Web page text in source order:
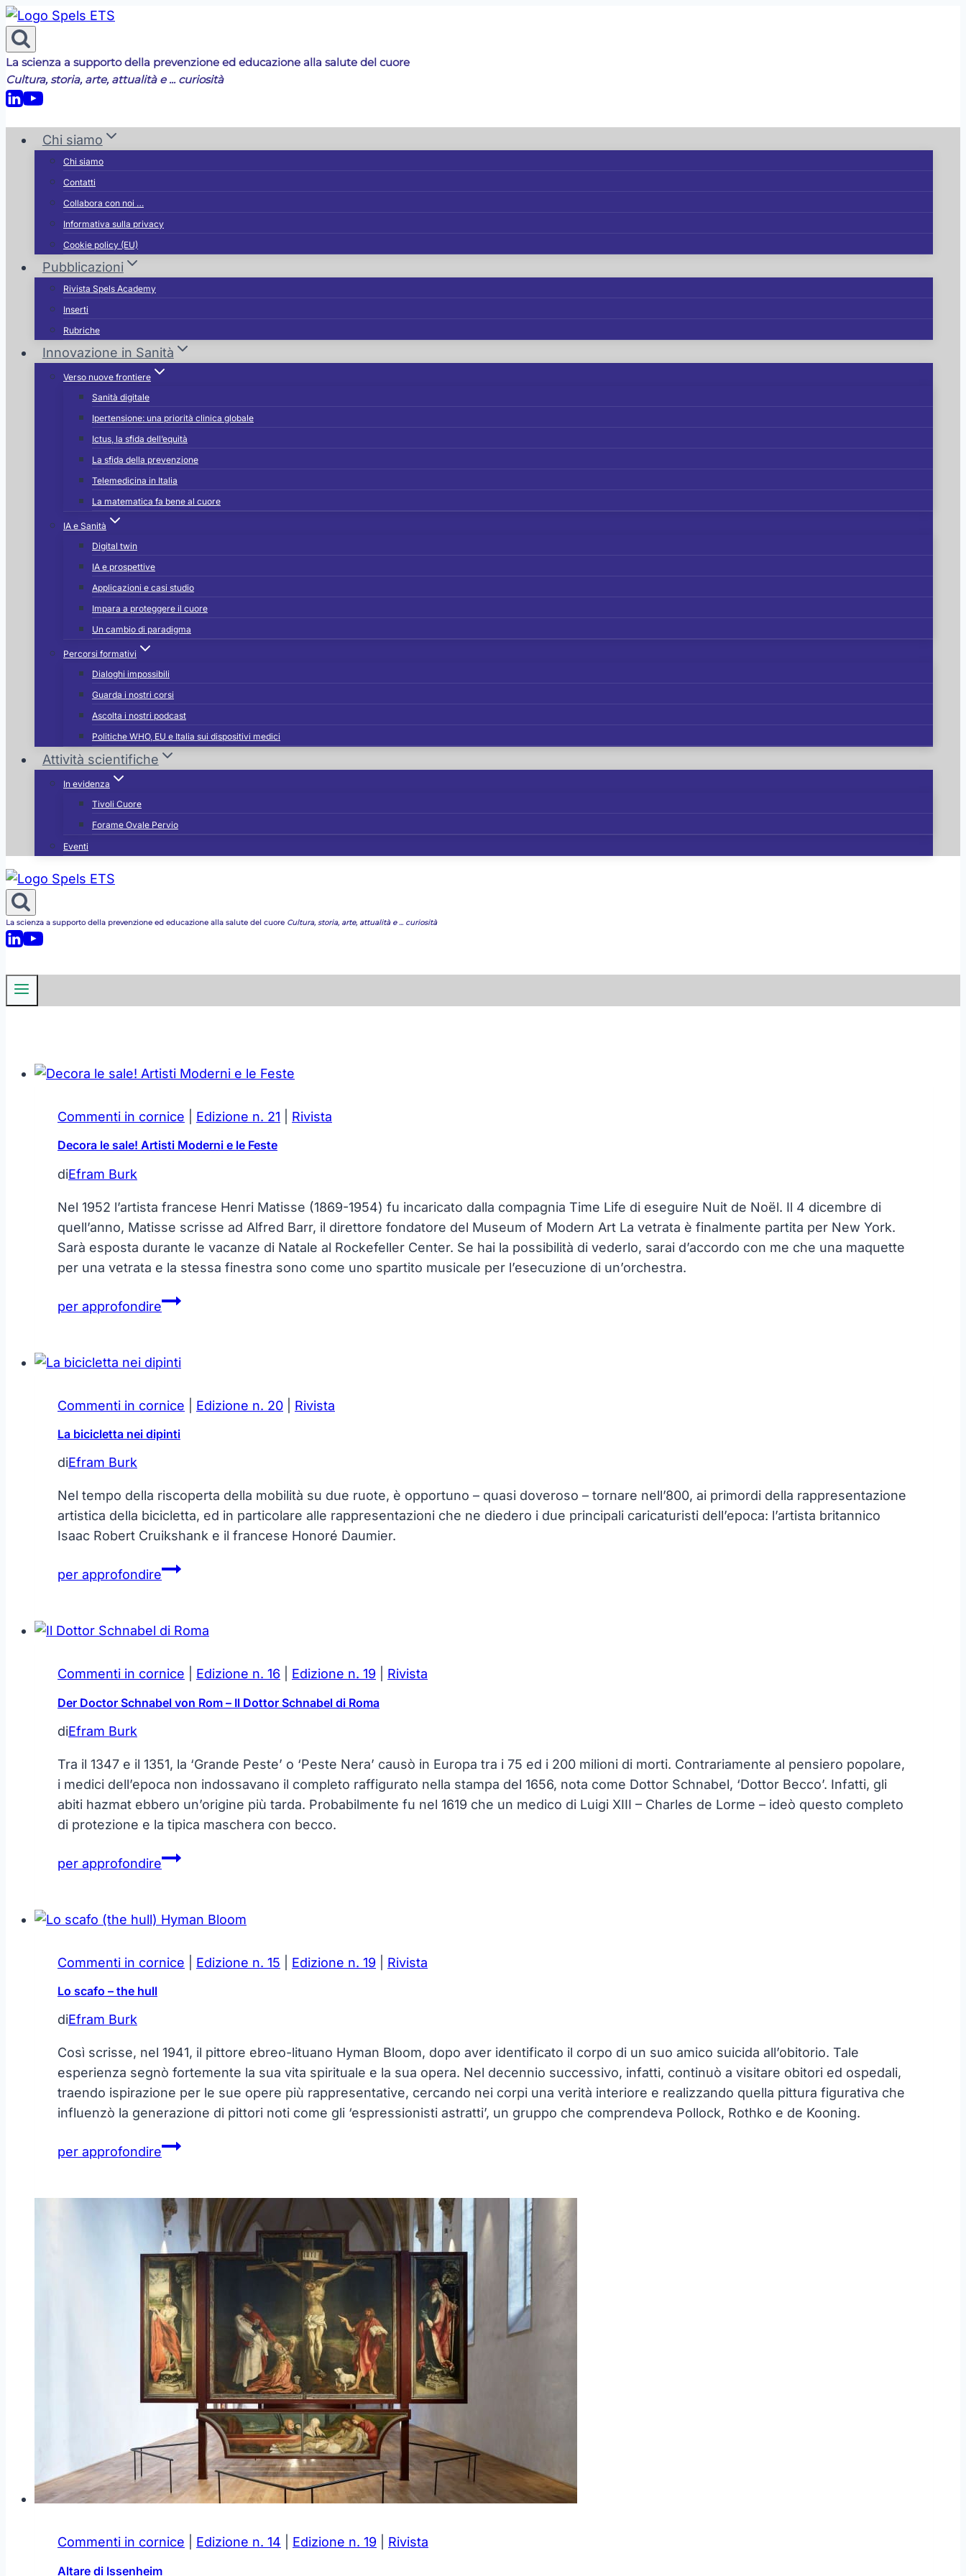
Salta
al
contenuto
La scienza a supporto della prevenzione ed educazione alla salute del cuore
Cultura, storia, arte, attualità e ... curiosità
Chi siamo
Chi siamo
Contatti
Collabora con noi …
Informativa sulla privacy
Cookie policy (EU)
Pubblicazioni
Rivista Spels Academy
Inserti
Rubriche
Innovazione in Sanità
Verso nuove frontiere
Sanità digitale
Ipertensione: una priorità clinica globale
Ictus, la sfida dell’equità
La sfida della prevenzione
Telemedicina in Italia
La matematica fa bene al cuore
IA e Sanità
Digital twin
IA e prospettive
Applicazioni e casi studio
Impara a proteggere il cuore
Un cambio di paradigma
Percorsi formativi
Dialoghi impossibili
Guarda i nostri corsi
Ascolta i nostri podcast
Politiche WHO, EU e Italia sui dispositivi medici
Attività scientifiche
In evidenza
Tivoli Cuore
Forame Ovale Pervio
Eventi
La scienza a supporto della prevenzione ed educazione alla salute del cuore Cultura, storia, arte, attualità e ... curiosità
Commenti in cornice Edizione n. 21 Rivista
Decora le sale! Artisti Moderni e le Feste
diEfram Burk
Nel 1952 l’artista francese Henri Matisse (1869-1954) fu incaricato dalla compagnia Time Life di eseguire Nuit de Noël. Il 4 dicembre di
quell’anno, Matisse scrisse ad Alfred Barr, il direttore fondatore del Museum of Modern Art La vetrata è finalmente partita per New York.
Sarà esposta durante le vacanze di Natale al Rockefeller Center. Se hai la possibilità di vederlo, sarai d’accordo con me che una maquette
per una vetrata e la stessa finestra sono come uno spartito musicale per l’esecuzione di un’orchestra.
per approfondireDecora
Artisti
e
Feste
Commenti in cornice Edizione n. 20 Rivista
La bicicletta nei dipinti
diEfram Burk
Nel tempo della riscoperta della mobilità su due ruote, è opportuno – quasi doveroso – tornare nell’800, ai primordi della rappresentazione
artistica della bicicletta, ed in particolare alle rappresentazioni che ne diedero i due principali caricaturisti dell’epoca: l’artista britannico
Isaac Robert Cruikshank e il francese Honoré Daumier.
per approfondireLa
dipinti
Commenti in cornice Edizione n. 16 Edizione n. 19 Rivista
Der Doctor Schnabel von Rom – Il Dottor Schnabel di Roma
diEfram Burk
Tra il 1347 e il 1351, la ‘Grande Peste’ o ‘Peste Nera’ causò in Europa tra i 75 ed i 200 milioni di morti. Contrariamente al pensiero popolare,
i medici dell’epoca non indossavano il completo raffigurato nella stampa del 1656, nota come Dottor Schnabel, ‘Dottor Becco’. Infatti, gli
abiti hazmat ebbero un’origine più tarda. Probabilmente fu nel 1619 che un medico di Luigi XIII – Charles de Lorme – ideò questo completo
di protezione e la tipica maschera con becco.
per approfondireDer
von
–
Roma
Commenti in cornice Edizione n. 15 Edizione n. 19 Rivista
Lo scafo – the hull
diEfram Burk
Così scrisse, nel 1941, il pittore ebreo-lituano Hyman Bloom, dopo aver identificato il corpo di un suo amico suicida all’obitorio. Tale
esperienza segnò fortemente la sua vita spirituale e la sua opera. Nel decennio successivo, infatti, continuò a visitare obitori ed ospedali,
traendo ispirazione per le sue opere più rappresentative, cercando nei corpi una verità interiore e realizzando quella pittura figurativa che
influenzò la generazione di pittori noti come gli ‘espressionisti astratti’, un gruppo che comprendeva Pollock, Rothko e de Kooning.
per approfondireLo
the
hull
Commenti in cornice Edizione n. 14 Edizione n. 19 Rivista
Altare di Issenheim